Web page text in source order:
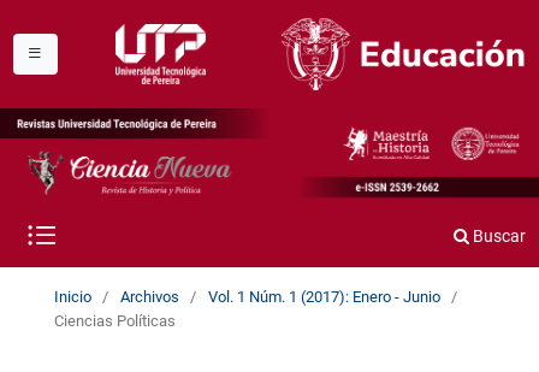
Buscar
Inicio / Archivos / Vol. 1 Núm. 1 (2017): Enero - Junio
/
Ciencias Políticas